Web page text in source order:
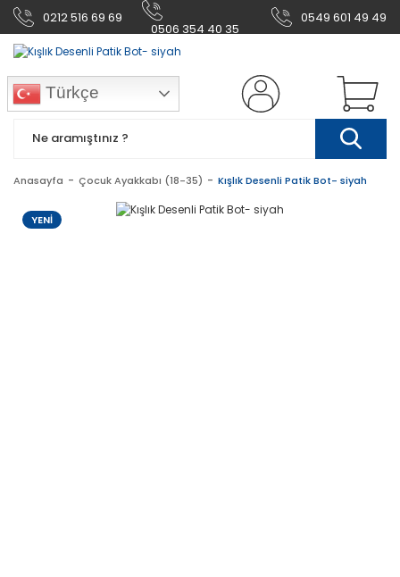
0212 516 69 69
0506 354 40 35
0549 601 49 49
Türkçe
Anasayfa Çocuk Ayakkabı (18-35) Kışlık Desenli Patik Bot- siyah
YENİ